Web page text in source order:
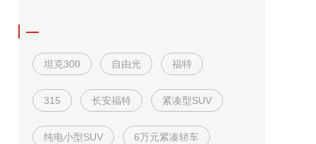
坦克300 自由光 福特
315 长安福特 紧凑型SUV
纯电小型SUV 6万元紧凑轿车